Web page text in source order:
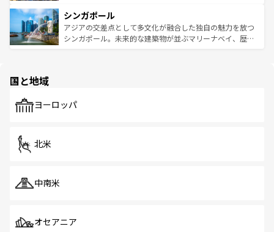
参照してほしい。
激する。気候は一年中温暖で、どの季節にも異なる楽しみ
が待っている。親しみやすいタイの人々、仏教を中心とし
た文化、そして多様な観光資源が、訪れる旅人を魅了し続
み、どこを訪れても感動するはず。観光スポットが密集し
ており、効率よく見どころを回れるのも魅力。息をのむよ
うな絶景から文化的な体験まで、香港を存分に楽しみ尽く
シンガポール
アジアの交差点として多文化が融合した独自の魅力を放つ
シンガポール。未来的な建築物が並ぶマリーナベイ、歴史
で、ホーカーズは地元の風情を楽しめる外せないスポット
国と地域
ヨーロッパ
北米
中南米
オセアニア